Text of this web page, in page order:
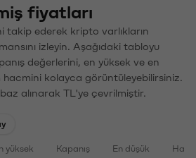
fiyatları
takip ederek kripto varlıkların
izleyin. Aşağıdaki tabloyu
değerlerini, en yüksek ve en
hacmini kolayca görüntüleyebilirsiniz.
alınarak TL'ye çevrilmiştir.
yüksek Kapanış En düşük